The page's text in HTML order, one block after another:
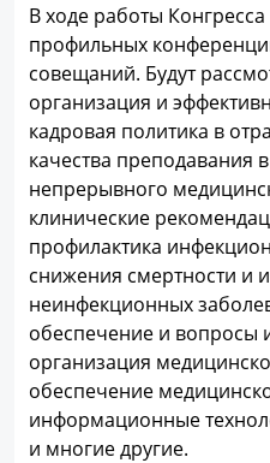
В ходе работы
профильных
совещаний. Будут
организация и
кадровая политика в
качества преподавания
непрерывного
клинические
профилактика
снижения смертности и
неинфекционных
обеспечение и вопросы
организация
обеспечение
информационные
и многие другие.